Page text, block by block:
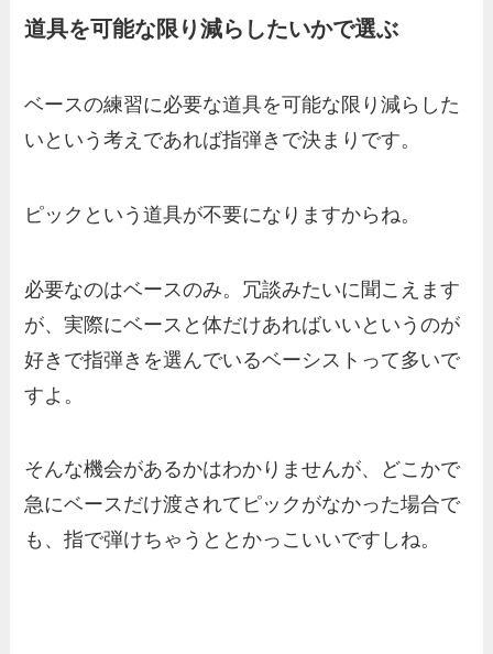
道具を可能な限り減らしたいかで選ぶ
ベースの練習に必要な道具を可能な限り減らした
いという考えであれば指弾きで決まりです。
ピックという道具が不要になりますからね。
必要なのはベースのみ。冗談みたいに聞こえます
が、実際にベースと体だけあればいいというのが
好きで指弾きを選んでいるベーシストって多いで
すよ。
そんな機会があるかはわかりませんが、どこかで
急にベースだけ渡されてピックがなかった場合で
も、指で弾けちゃうととかっこいいですしね。